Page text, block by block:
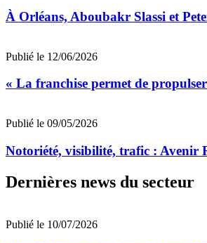
À Orléans, Aboubakr Slassi et
Publié le 12/06/2026
« La franchise permet de
Publié le 09/05/2026
Notoriété, visibilité, trafic : Avenir
Dernières news du secteur
Publié le 10/07/2026